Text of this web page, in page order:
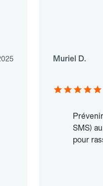
Muriel D.
SMS)
pour